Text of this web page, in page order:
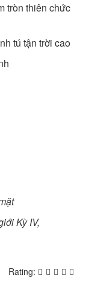
chức
trời cao
Kỳ IV,
Rating: